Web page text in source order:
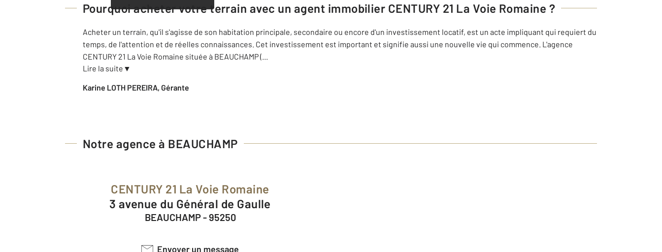
Pourquoi acheter votre terrain avec un agent immobilier CENTURY 21 La Voie Romaine ?
Acheter un terrain, qu'il s'agisse de son habitation principale, secondaire ou encore d'un investissement locatif, est un acte impliquant qui requiert du
temps, de l'attention et de réelles connaissances. Cet investissement est important et signifie aussi une nouvelle vie qui commence. L'agence
CENTURY 21 La Voie Romaine située à BEAUCHAMP (...
Lire la suite ▼
Karine LOTH PEREIRA, Gérante
Notre agence à BEAUCHAMP
CENTURY 21 La Voie Romaine
3 avenue du Général de Gaulle
BEAUCHAMP - 95250
Envoyer un message